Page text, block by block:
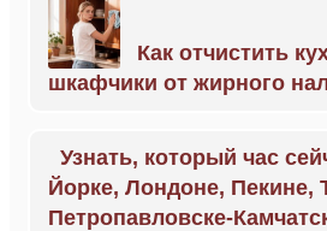
Как отчистить
шкафчики от жирного
Узнать, который час
Йорке, Лондоне, Пекине,
Петропавловске-